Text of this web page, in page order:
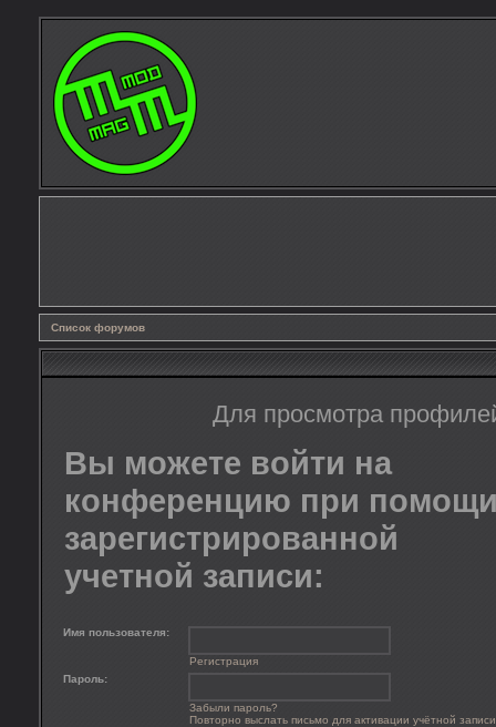
Список форумов
Для просмотра
Вы можете войти на
конференцию при
зарегистрированной
учетной записи:
Имя пользователя:
Регистрация
Пароль:
Забыли пароль?
Повторно выслать письмо для активации учётной записи